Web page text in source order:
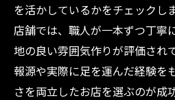
を活かしているかをチェックし
店舗では、職人が一本ずつ丁寧
地の良い雰囲気作りが評価され
報源や実際に足を運んだ経験を
さを両立したお店を選ぶのが成